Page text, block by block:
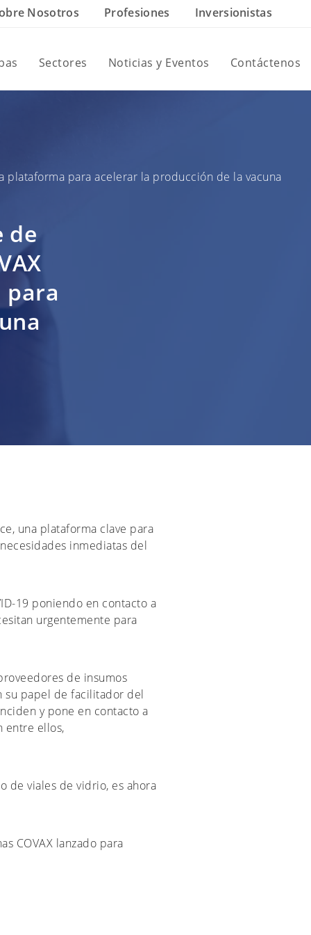
Nosotros Profesiones Inversionistas
Sectores Noticias y Eventos Contáctenos
plataforma para acelerar la producción de la vacuna
de
para
una plataforma clave para
inmediatas del
19 poniendo en contacto a
urgentemente para
de insumos
su papel de facilitador del
y pone en contacto a
entre ellos,
de viales de vidrio, es ahora
COVAX lanzado para